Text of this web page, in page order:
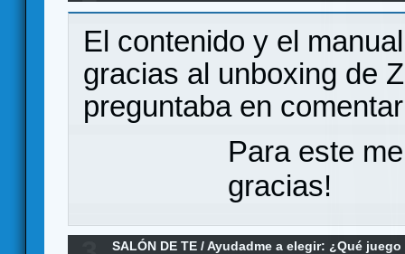
errata?
El contenido y el
gracias al unboxing de
preguntaba en
Para este
gracias!
SALÓN DE TE /Ayudadme a elegir: ¿Qué